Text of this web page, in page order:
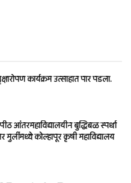
कार्यक्रम उत्साहात पार पडला.
आंतरमहाविद्यालयीन बुद्धिबळ स्पर्धा
कोल्हापूर कृषी महाविद्यालय